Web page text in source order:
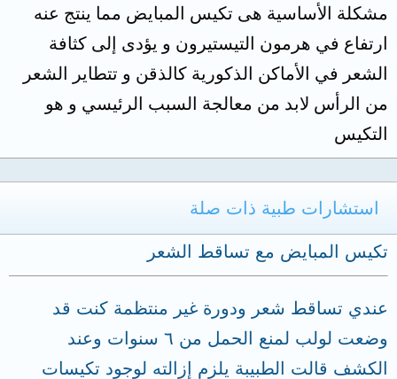
مشكلة الأساسية هى تكيس المبايض مما ينتج عنه
ارتفاع في هرمون التيستيرون و يؤدى إلى كثافة
الشعر في الأماكن الذكورية كالذقن و تتطاير الشعر
من الرأس لابد من معالجة السبب الرئيسي و هو
التكيس
استشارات طبية ذات صلة
تكيس المبايض مع تساقط الشعر
عندي تساقط شعر ودورة غير منتظمة كنت قد
وضعت لولب لمنع الحمل من ٦ سنوات وعند
الكشف قالت الطبيبة يلزم إزالته لوجود تكيسات